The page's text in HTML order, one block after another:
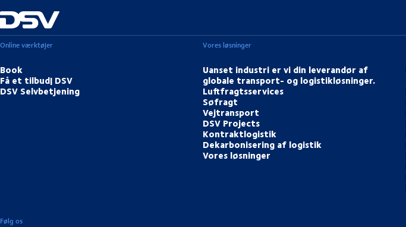
Online værktøjer
Book
Få et tilbud| DSV
DSV Selvbetjening
Vores løsninger
Uanset industri er vi din leverandør af
globale transport- og logistikløsninger.
Luftfragtsservices
Søfragt
Vejtransport
DSV Projects
Kontraktlogistik
Dekarbonisering af logistik
Vores løsninger
Følg os